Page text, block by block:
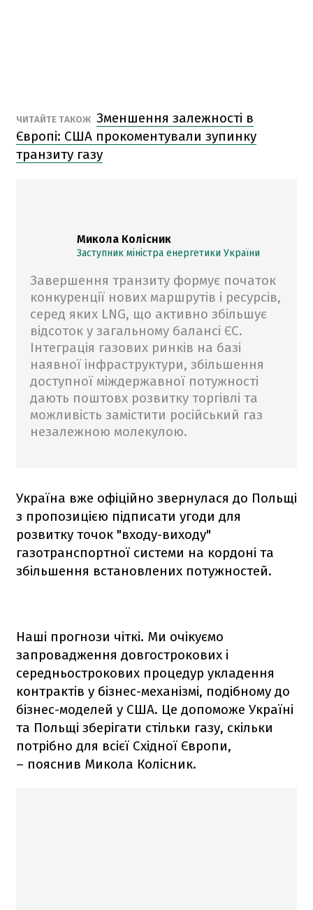
ЧИТАЙТЕ ТАКОЖ Зменшення залежності в
Європі: США прокоментували зупинку
транзиту газу
Микола Колісник
Заступник міністра енергетики України
Завершення транзиту формує початок
конкуренції нових маршрутів і ресурсів,
серед яких LNG, що активно збільшує
відсоток у загальному балансі ЄС.
Інтеграція газових ринків на базі
наявної інфраструктури, збільшення
доступної міждержавної потужності
дають поштовх розвитку торгівлі та
можливість замістити російський газ
незалежною молекулою.
Україна вже офіційно звернулася до Польщі
з пропозицією підписати угоди для
розвитку точок "входу-виходу"
газотранспортної системи на кордоні та
збільшення встановлених потужностей.
Наші прогнози чіткі. Ми очікуємо
запровадження довгострокових і
середньострокових процедур укладення
контрактів у бізнес-механізмі, подібному до
бізнес-моделей у США. Це допоможе Україні
та Польщі зберігати стільки газу, скільки
потрібно для всієї Східної Європи,
– пояснив Микола Колісник.